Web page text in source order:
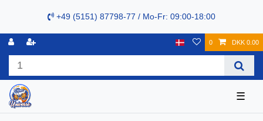
+49 (5151) 87798-77 / Mo-Fr: 09:00-18:00
0 DKK 0.00
☰